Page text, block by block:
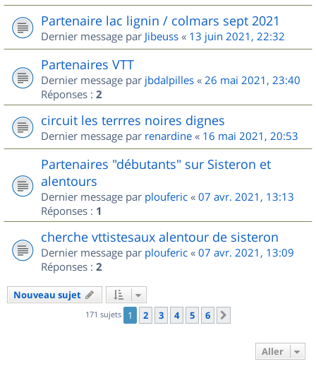
Partenaire lac lignin / colmars sept 2021
Dernier message par Jibeuss « 13 juin 2021, 22:32
Partenaires VTT
Dernier message par jbdalpilles « 26 mai 2021, 23:40
Réponses : 2
circuit les terrres noires dignes
Dernier message par renardine « 16 mai 2021, 20:53
Partenaires "débutants" sur Sisteron et
alentours
Dernier message par plouferic « 07 avr. 2021, 13:13
Réponses : 1
cherche vttistesaux alentour de sisteron
Dernier message par plouferic « 07 avr. 2021, 13:09
Réponses : 2
Nouveau sujet
171 sujets 1 2 3 4 5 6
Aller